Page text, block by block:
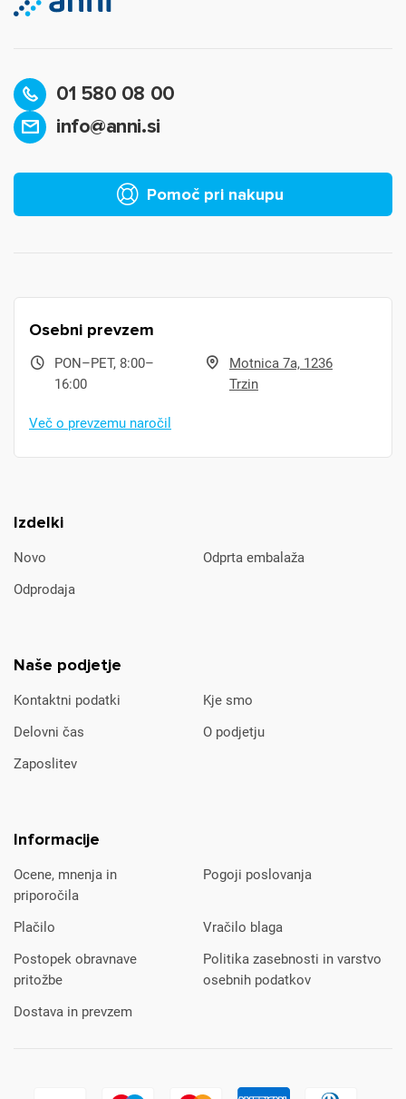
01 580 08 00
info@anni.si
Pomoč pri nakupu
Izdelki
Novo
Odprta embalaža
Odprodaja
Naše podjetje
Kontaktni podatki
Kje smo
Delovni čas
O podjetju
Zaposlitev
Informacije
Ocene, mnenja in
priporočila
Pogoji poslovanja
Plačilo
Vračilo blaga
Postopek obravnave
pritožbe
Politika zasebnosti in varstvo
osebnih podatkov
Dostava in prevzem
Osebni prevzem
PON–PET, 8:00–
16:00
Motnica 7a, 1236
Trzin
Več o prevzemu naročil